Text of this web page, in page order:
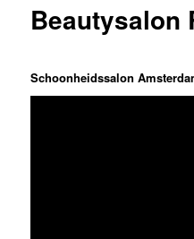
Beautysalon
Schoonheidssalon